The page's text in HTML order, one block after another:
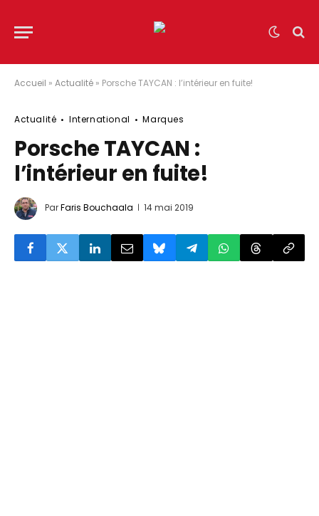
Accueil » Actualité » Porsche TAYCAN : l’intérieur en fuite!
Actualité International Marques
Porsche TAYCAN :
l’intérieur en fuite!
ParFaris Bouchaala 14 mai 2019